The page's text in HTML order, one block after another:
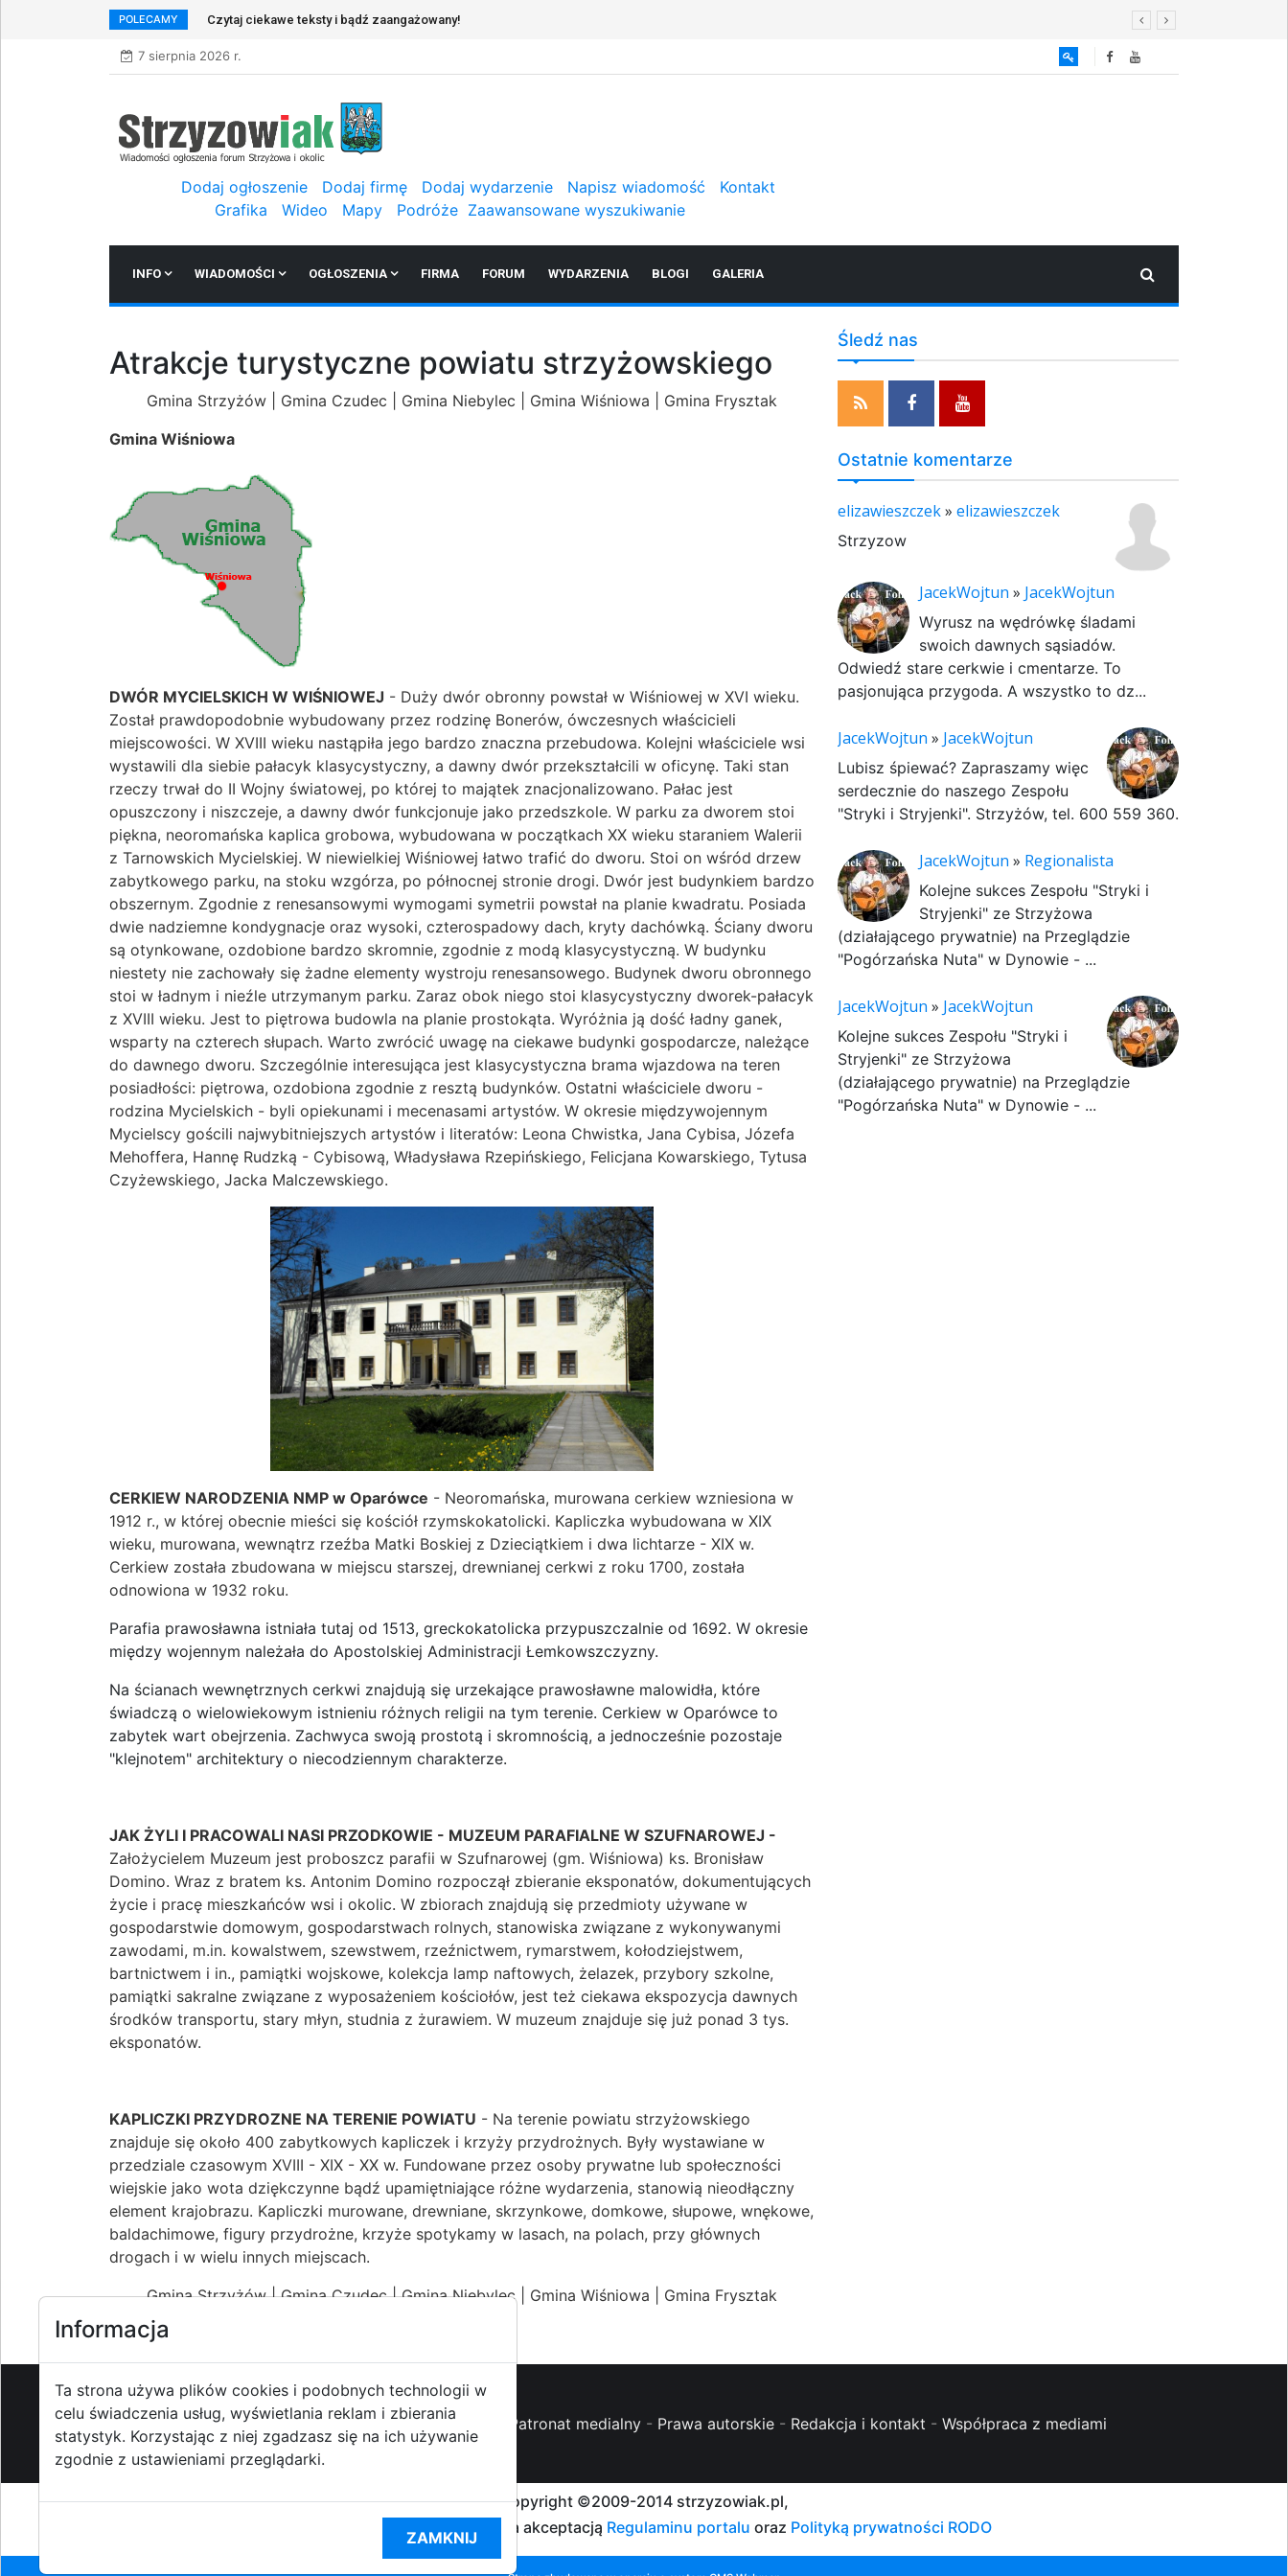
POLECAMY Czytaj ciekawe teksty i bądź zaangażowany!
7 sierpnia 2026 r.
Dodaj ogłoszenie Dodaj firmę Dodaj wydarzenie Napisz wiadomość
Kontakt
Grafika
Wideo Mapy Podróże Zaawansowane wyszukiwanie
INFO WIADOMOŚCI OGŁOSZENIA FIRMA FORUM WYDARZENIA BLOGI GALERIA
Atrakcje turystyczne powiatu strzyżowskiego
Gmina Strzyżów Gmina Czudec Gmina Niebylec Gmina Wiśniowa
Gmina Frysztak
Gmina Wiśniowa
DWÓR MYCIELSKICH W WIŚNIOWEJ - Duży dwór obronny powstał w Wiśniowej w XVI wieku.
Został prawdopodobnie wybudowany przez rodzinę Bonerów, ówczesnych właścicieli
miejscowości. W XVIII wieku nastąpiła jego bardzo znaczna przebudowa. Kolejni właściciele wsi
wystawili dla siebie pałacyk klasycystyczny, a dawny dwór przekształcili w oficynę. Taki stan
rzeczy trwał do II Wojny światowej, po której to majątek znacjonalizowano. Pałac jest
opuszczony i niszczeje, a dawny dwór funkcjonuje jako przedszkole. W parku za dworem stoi
piękna, neoromańska kaplica grobowa, wybudowana w początkach XX wieku staraniem Walerii
z Tarnowskich Mycielskiej. W niewielkiej Wiśniowej łatwo trafić do dworu. Stoi on wśród drzew
zabytkowego parku, na stoku wzgórza, po północnej stronie drogi. Dwór jest budynkiem bardzo
obszernym. Zgodnie z renesansowymi wymogami symetrii powstał na planie kwadratu. Posiada
dwie nadziemne kondygnacje oraz wysoki, czterospadowy dach, kryty dachówką. Ściany dworu
są otynkowane, ozdobione bardzo skromnie, zgodnie z modą klasycystyczną. W budynku
niestety nie zachowały się żadne elementy wystroju renesansowego. Budynek dworu obronnego
stoi w ładnym i nieźle utrzymanym parku. Zaraz obok niego stoi klasycystyczny dworek-pałacyk
z XVIII wieku. Jest to piętrowa budowla na planie prostokąta. Wyróżnia ją dość ładny ganek,
wsparty na czterech słupach. Warto zwrócić uwagę na ciekawe budynki gospodarcze, należące
do dawnego dworu. Szczególnie interesująca jest klasycystyczna brama wjazdowa na teren
posiadłości: piętrowa, ozdobiona zgodnie z resztą budynków. Ostatni właściciele dworu -
rodzina Mycielskich - byli opiekunami i mecenasami artystów. W okresie międzywojennym
Mycielscy gościli najwybitniejszych artystów i literatów: Leona Chwistka, Jana Cybisa, Józefa
Mehoffera, Hannę Rudzką - Cybisową, Władysława Rzepińskiego, Felicjana Kowarskiego, Tytusa
Czyżewskiego, Jacka Malczewskiego.
CERKIEW NARODZENIA NMP w Oparówce - Neoromańska, murowana cerkiew wzniesiona w
1912 r., w której obecnie mieści się kościół rzymskokatolicki. Kapliczka wybudowana w XIX
wieku, murowana, wewnątrz rzeźba Matki Boskiej z Dzieciątkiem i dwa lichtarze - XIX w.
Cerkiew została zbudowana w miejscu starszej, drewnianej cerkwi z roku 1700, została
odnowiona w 1932 roku.
Parafia prawosławna istniała tutaj od 1513, greckokatolicka przypuszczalnie od 1692. W okresie
między wojennym należała do Apostolskiej Administracji Łemkowszczyzny.
Na ścianach wewnętrznych cerkwi znajdują się urzekające prawosławne malowidła, które
świadczą o wielowiekowym istnieniu różnych religii na tym terenie. Cerkiew w Oparówce to
zabytek wart obejrzenia. Zachwyca swoją prostotą i skromnością, a jednocześnie pozostaje
"klejnotem" architektury o niecodziennym charakterze.
JAK ŻYLI I PRACOWALI NASI PRZODKOWIE - MUZEUM PARAFIALNE W SZUFNAROWEJ -
Założycielem Muzeum jest proboszcz parafii w Szufnarowej (gm. Wiśniowa) ks. Bronisław
Domino. Wraz z bratem ks. Antonim Domino rozpoczął zbieranie eksponatów, dokumentujących
życie i pracę mieszkańców wsi i okolic. W zbiorach znajdują się przedmioty używane w
gospodarstwie domowym, gospodarstwach rolnych, stanowiska związane z wykonywanymi
zawodami, m.in. kowalstwem, szewstwem, rzeźnictwem, rymarstwem, kołodziejstwem,
bartnictwem i in., pamiątki wojskowe, kolekcja lamp naftowych, żelazek, przybory szkolne,
pamiątki sakralne związane z wyposażeniem kościołów, jest też ciekawa ekspozycja dawnych
środków transportu, stary młyn, studnia z żurawiem. W muzeum znajduje się już ponad 3 tys.
eksponatów.
KAPLICZKI PRZYDROZNE NA TERENIE POWIATU - Na terenie powiatu strzyżowskiego
znajduje się około 400 zabytkowych kapliczek i krzyży przydrożnych. Były wystawiane w
przedziale czasowym XVIII - XIX - XX w. Fundowane przez osoby prywatne lub społeczności
wiejskie jako wota dziękczynne bądź upamiętniające różne wydarzenia, stanowią nieodłączny
element krajobrazu. Kapliczki murowane, drewniane, skrzynkowe, domkowe, słupowe, wnękowe,
baldachimowe, figury przydrożne, krzyże spotykamy w lasach, na polach, przy głównych
drogach i w wielu innych miejscach.
Gmina Strzyżów|Gmina Czudec|Gmina Niebylec Gmina Wiśniowa Gmina Frysztak
Śledź nas
Ostatnie komentarze
elizawieszczek» elizawieszczek
Strzyzow
JacekWojtun » JacekWojtun
Wyrusz na wędrówkę śladami
swoich dawnych sąsiadów.
Odwiedź stare cerkwie i cmentarze. To
pasjonująca przygoda. A wszystko to dz...
JacekWojtun » JacekWojtun
Lubisz śpiewać? Zapraszamy więc
serdecznie do naszego Zespołu
"Stryki i Stryjenki". Strzyżów, tel. 600 559 360.
JacekWojtun » Regionalista
Kolejne sukces Zespołu "Stryki i
Stryjenki" ze Strzyżowa
(działającego prywatnie) na Przeglądzie
"Pogórzańska Nuta" w Dynowie - ...
JacekWojtun » JacekWojtun
Kolejne sukces Zespołu "Stryki i
Stryjenki" ze Strzyżowa
(działającego prywatnie) na Przeglądzie
"Pogórzańska Nuta" w Dynowie - ...
O strzyzowiak.pl-Reklama -Pomoc (FAQ) Patronat medialny - Prawa autorskie - Redakcja i kontakt - Współpraca z mediami
Copyright ©2009-2014 strzyzowiak.pl,
Korzystanie z Portalu oznacza akceptacją Regulaminu portalu oraz Polityką prywatności RODO
Informacja
Ta strona używa plików cookies i podobnych technologii w
celu świadczenia usług, wyświetlania reklam i zbierania
statystyk. Korzystając z niej zgadzasz się na ich używanie
zgodnie z ustawieniami przeglądarki.
ZAMKNIJ